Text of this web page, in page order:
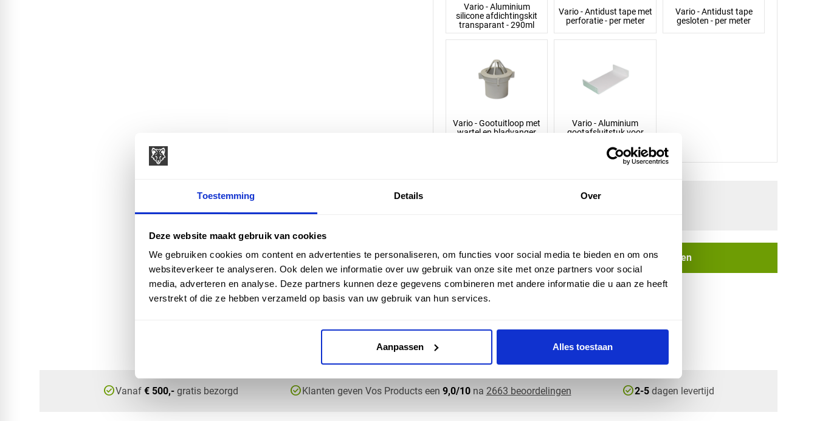
Toestemming Details Over
Deze website maakt gebruik van cookies
We gebruiken cookies om content en advertenties te personaliseren, om functies voor social media te bieden en om ons
websiteverkeer te analyseren. Ook delen we informatie over uw gebruik van onze site met onze partners voor social
media, adverteren en analyse. Deze partners kunnen deze gegevens combineren met andere informatie die u aan ze heeft
verstrekt of die ze hebben verzameld op basis van uw gebruik van hun services.
Aanpassen Alles toestaan
Vario - Aluminium
silicone afdichtingskit
transparant - 290ml
Vario - Antidust tape met
perforatie - per meter
Vario - Antidust tape
gesloten - per meter
Vario - Gootuitloop met
wartel en bladvanger
Vario - Aluminium
gootafsluitstuk voor
In winkelwagen
Omschrijving
check_circleVanaf € 500,-gratis bezorgd check_circleKlanten geven Vos Products een 9,0/10na 2663 beoordelingen check_circle2-5 dagen levertijd